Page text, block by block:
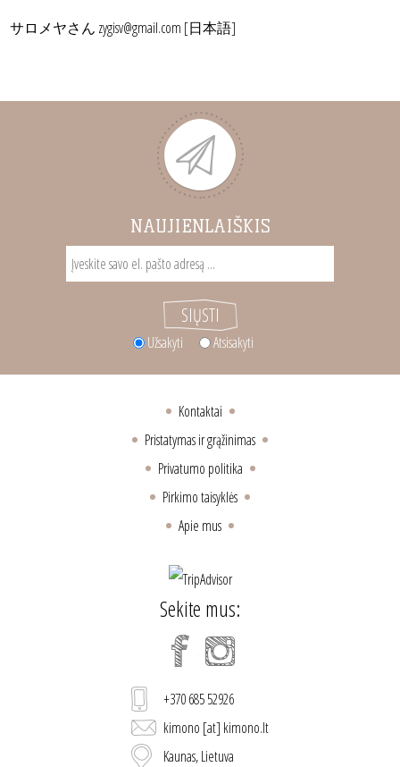
サロメヤさん zygisv@gmail.com [日本語]
NAUJIENLAIŠKIS
Užsakyti Atsisakyti
Kontaktai
Pristatymas ir grąžinimas
Privatumo politika
Pirkimo taisyklės
Apie mus
Sekite mus:
+370 685 52926
kimono [at] kimono.lt
Kaunas, Lietuva